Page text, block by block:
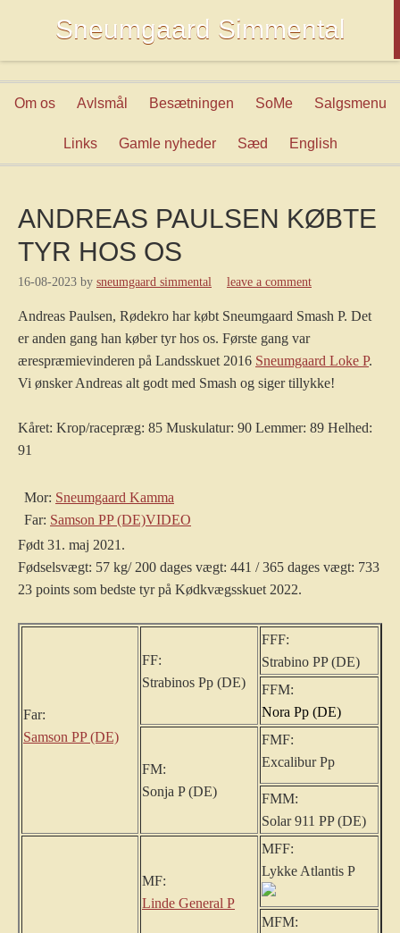
Sneumgaard Simmental
Om os Avlsmål Besætningen SoMe Salgsmenu
Links Gamle nyheder Sæd English
ANDREAS PAULSEN KØBTE
TYR HOS OS
16-08-2023 by sneumgaard simmental leave a comment
Andreas Paulsen, Rødekro har købt Sneumgaard Smash P. Det
er anden gang han køber tyr hos os. Første gang var
ærespræmievinderen på Landsskuet 2016 Sneumgaard Loke P.
Vi ønsker Andreas alt godt med Smash og siger tillykke!
Kåret: Krop/racepræg: 85 Muskulatur: 90 Lemmer: 89 Helhed:
91
Mor: Sneumgaard Kamma
Far: Samson PP (DE)VIDEO
Født 31. maj 2021.
Fødselsvægt: 57 kg/ 200 dages vægt: 441 / 365 dages vægt: 733
23 points som bedste tyr på Kødkvægsskuet 2022.
Far:
Samson PP (DE)
FF:
Strabinos Pp (DE)
FFF:
Strabino PP (DE)
FFM:
Nora Pp (DE)
FM:
Sonja P (DE)
FMF:
Excalibur Pp
FMM:
Solar 911 PP (DE)
MF:
Linde General P
MFF:
Lykke Atlantis P
MFM: